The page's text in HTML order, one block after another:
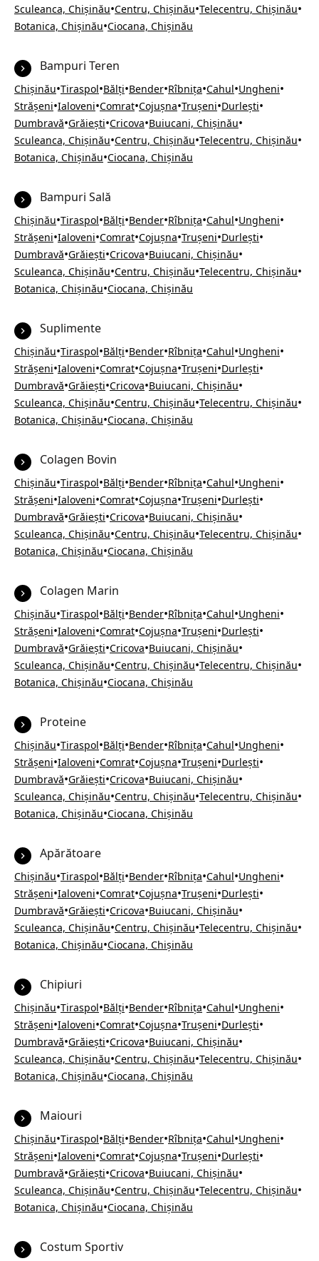
Sculeanca, Chișinău•Centru, Chișinău•Telecentru, Chișinău•
Botanica, Chișinău•Ciocana, Chișinău
Bampuri Teren
Chișinău•Tiraspol•Bălți•Bender•Rîbnița•Cahul•Ungheni•
Strășeni•Ialoveni•Comrat•Cojușna•Trușeni•Durlești•
Dumbravă•Grăiești•Cricova•Buiucani, Chișinău•
Sculeanca, Chișinău•Centru, Chișinău•Telecentru, Chișinău•
Botanica, Chișinău•Ciocana, Chișinău
Bampuri Sală
Chișinău•Tiraspol•Bălți•Bender•Rîbnița•Cahul•Ungheni•
Strășeni•Ialoveni•Comrat•Cojușna•Trușeni•Durlești•
Dumbravă•Grăiești•Cricova•Buiucani, Chișinău•
Sculeanca, Chișinău•Centru, Chișinău•Telecentru, Chișinău•
Botanica, Chișinău•Ciocana, Chișinău
Suplimente
Chișinău•Tiraspol•Bălți•Bender•Rîbnița•Cahul•Ungheni•
Strășeni•Ialoveni•Comrat•Cojușna•Trușeni•Durlești•
Dumbravă•Grăiești•Cricova•Buiucani, Chișinău•
Sculeanca, Chișinău•Centru, Chișinău•Telecentru, Chișinău•
Botanica, Chișinău•Ciocana, Chișinău
Colagen Bovin
Chișinău•Tiraspol•Bălți•Bender•Rîbnița•Cahul•Ungheni•
Strășeni•Ialoveni•Comrat•Cojușna•Trușeni•Durlești•
Dumbravă•Grăiești•Cricova•Buiucani, Chișinău•
Sculeanca, Chișinău•Centru, Chișinău•Telecentru, Chișinău•
Botanica, Chișinău•Ciocana, Chișinău
Colagen Marin
Chișinău•Tiraspol•Bălți•Bender•Rîbnița•Cahul•Ungheni•
Strășeni•Ialoveni•Comrat•Cojușna•Trușeni•Durlești•
Dumbravă•Grăiești•Cricova•Buiucani, Chișinău•
Sculeanca, Chișinău•Centru, Chișinău•Telecentru, Chișinău•
Botanica, Chișinău•Ciocana, Chișinău
Proteine
Chișinău•Tiraspol•Bălți•Bender•Rîbnița•Cahul•Ungheni•
Strășeni•Ialoveni•Comrat•Cojușna•Trușeni•Durlești•
Dumbravă•Grăiești•Cricova•Buiucani, Chișinău•
Sculeanca, Chișinău•Centru, Chișinău•Telecentru, Chișinău•
Botanica, Chișinău•Ciocana, Chișinău
Apărătoare
Chișinău•Tiraspol•Bălți•Bender•Rîbnița•Cahul•Ungheni•
Strășeni•Ialoveni•Comrat•Cojușna•Trușeni•Durlești•
Dumbravă•Grăiești•Cricova•Buiucani, Chișinău•
Sculeanca, Chișinău•Centru, Chișinău•Telecentru, Chișinău•
Botanica, Chișinău•Ciocana, Chișinău
Chipiuri
Chișinău•Tiraspol•Bălți•Bender•Rîbnița•Cahul•Ungheni•
Strășeni•Ialoveni•Comrat•Cojușna•Trușeni•Durlești•
Dumbravă•Grăiești•Cricova•Buiucani, Chișinău•
Sculeanca, Chișinău•Centru, Chișinău•Telecentru, Chișinău•
Botanica, Chișinău•Ciocana, Chișinău
Maiouri
Chișinău•Tiraspol•Bălți•Bender•Rîbnița•Cahul•Ungheni•
Strășeni•Ialoveni•Comrat•Cojușna•Trușeni•Durlești•
Dumbravă•Grăiești•Cricova•Buiucani, Chișinău•
Sculeanca, Chișinău•Centru, Chișinău•Telecentru, Chișinău•
Botanica, Chișinău•Ciocana, Chișinău
Costum Sportiv